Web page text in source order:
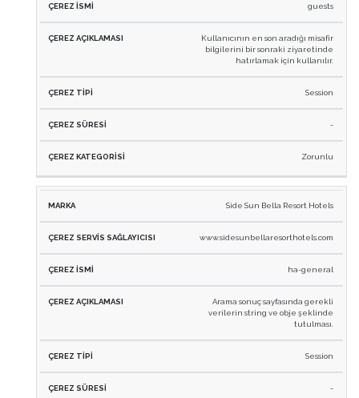
guests
Kullanıcının en son aradığı misafir
bilgilerini bir sonraki ziyaretinde
hatırlamak için kullanılır.
Session
-
Zorunlu
Side Sun Bella Resort Hotels
www.sidesunbellaresorthotels.com
ha-general
Arama sonuç sayfasında gerekli
verilerin string ve obje şeklinde
tutulması.
Session
-